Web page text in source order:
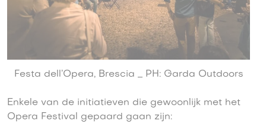
Festa dell’Opera, Brescia _ PH: Garda Outdoors
Enkele van de initiatieven die gewoonlijk met het
Opera Festival gepaard gaan zijn: